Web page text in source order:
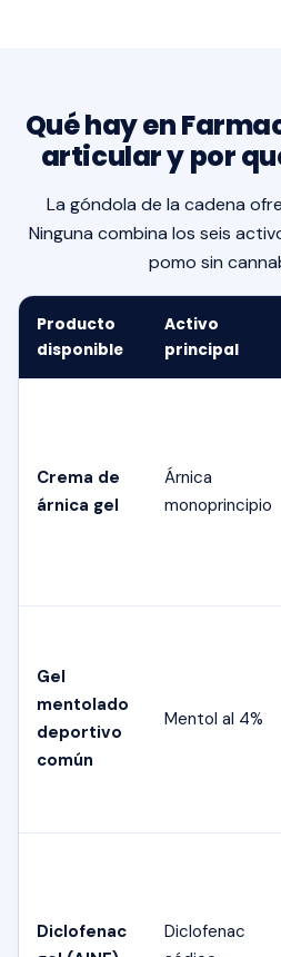
Qué hay en
articular y por
La góndola de la cadena
Ninguna combina los seis
pomo sin
Producto
disponible
Activo
principal
Crema de
árnica gel
Árnica
monoprincipio
Gel
mentolado
deportivo
común
Mentol al 4%
Diclofenac
Diclofenac